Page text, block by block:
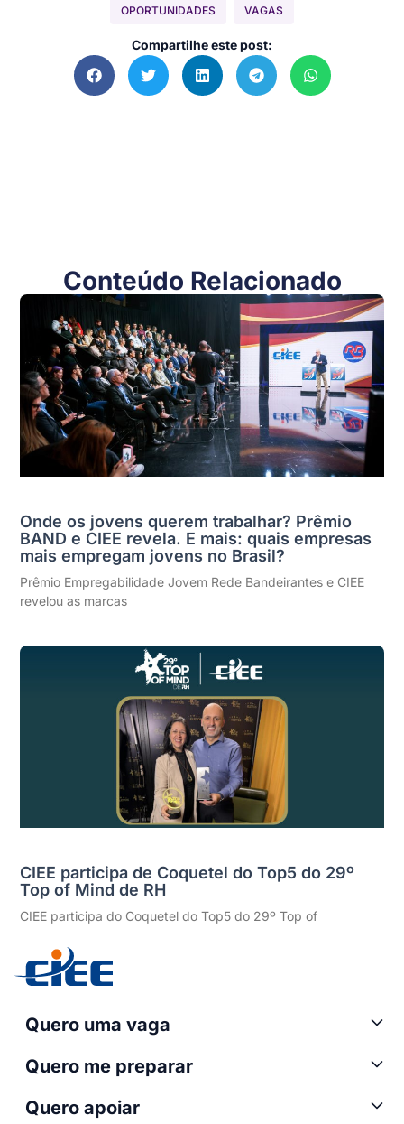
OPORTUNIDADES
VAGAS
Compartilhe este post:
Conteúdo Relacionado
Onde os jovens querem trabalhar? Prêmio
BAND e CIEE revela. E mais: quais empresas
mais empregam jovens no Brasil?
Prêmio Empregabilidade Jovem Rede Bandeirantes e CIEE
revelou as marcas
CIEE participa de Coquetel do Top5 do 29º
Top of Mind de RH
CIEE participa do Coquetel do Top5 do 29º Top of
Quero uma vaga
Quero me preparar
Quero apoiar